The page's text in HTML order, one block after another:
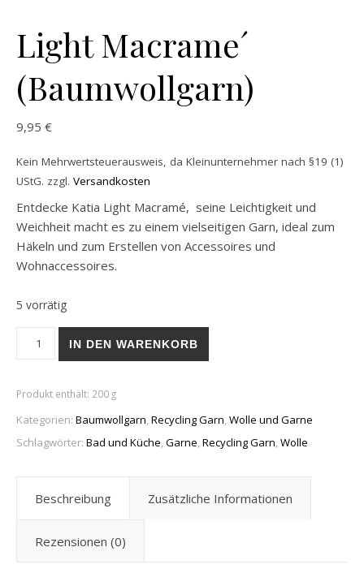
Light Macrame´
(Baumwollgarn)
9,95 €
Kein Mehrwertsteuerausweis, da Kleinunternehmer nach §19 (1)
UStG. zzgl. Versandkosten
Entdecke Katia Light Macramé, seine Leichtigkeit und
Weichheit macht es zu einem vielseitigen Garn, ideal zum
Häkeln und zum Erstellen von Accessoires und
Wohnaccessoires.
5 vorrätig
Light Macrame´ (Baumwollgarn) Menge
IN DEN WARENKORB
Produkt enthält: 200 g
Kategorien: Baumwollgarn,Recycling Garn,Wolle und Garne
Schlagwörter: Bad und Küche,Garne,Recycling Garn,Wolle
Beschreibung Zusätzliche Informationen
Rezensionen (0)